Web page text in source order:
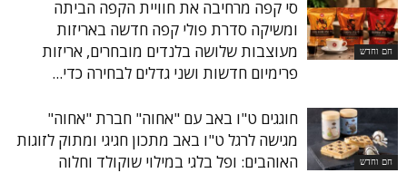
חם וחדש
סי קפה מרחיבה את חוויית הקפה הביתה
ומשיקה סדרת פולי קפה חדשה באריזות
מעוצבות שלושה בלנדים מובחרים, אריזות
פרימיום חדשות ושני גדלים לבחירה כדי...
חם וחדש
חוגגים ט"ו באב עם "אחוה" חברת "אחוה"
מגישה לרגל ט"ו באב מתכון חגיגי ומתוק לזוגות
האוהבים: ופל בלגי במילוי שוקולד וחלוה